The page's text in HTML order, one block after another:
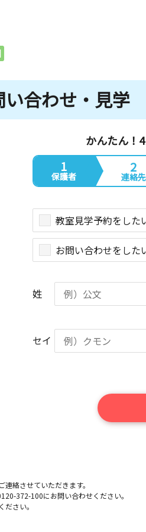
合わせ・見学
かんたん！
1
保護者
2
連絡先
教室見学予約をした
お問い合わせをした
姓
セイ
絡させていただきます。
372-100にお問い合わせください。
さい。